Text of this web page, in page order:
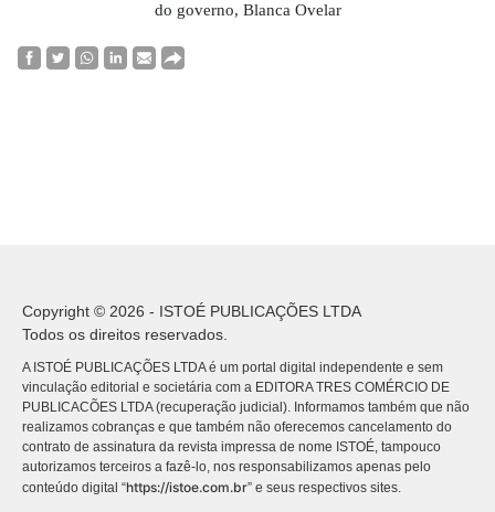
do governo, Blanca Ovelar
Copyright © 2026 - ISTOÉ PUBLICAÇÕES LTDA
Todos os direitos reservados.
A ISTOÉ PUBLICAÇÕES LTDA é um portal digital independente e sem
vinculação editorial e societária com a EDITORA TRES COMÉRCIO DE
PUBLICACÕES LTDA (recuperação judicial). Informamos também que não
realizamos cobranças e que também não oferecemos cancelamento do
contrato de assinatura da revista impressa de nome ISTOÉ, tampouco
autorizamos terceiros a fazê-lo, nos responsabilizamos apenas pelo
conteúdo digital “https://istoe.com.br” e seus respectivos sites.